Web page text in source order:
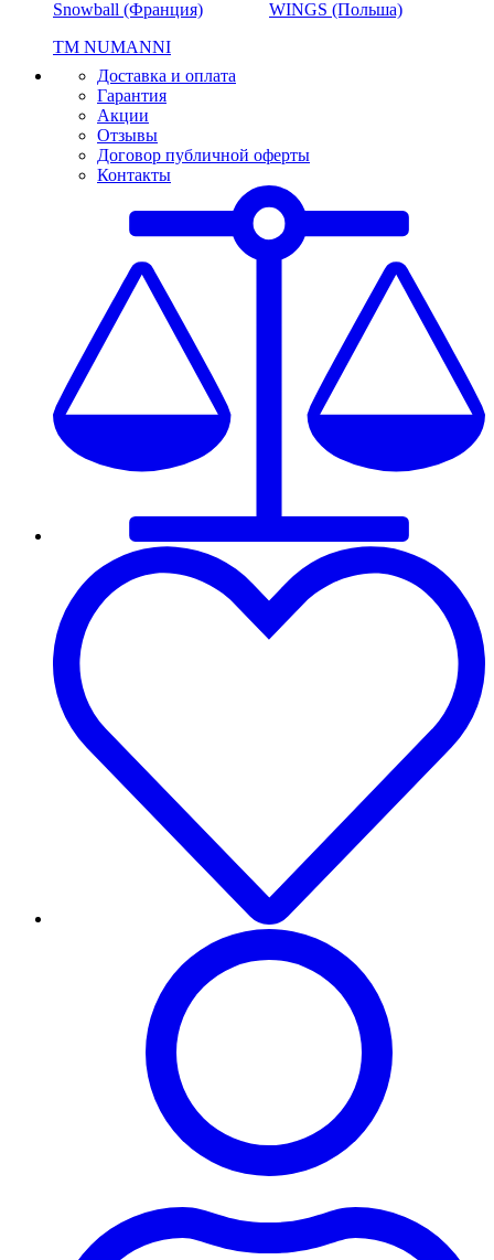
Snowball (Франция)
WINGS (Польша)
ТМ NUMANNI
Доставка и оплата
Гарантия
Акции
Отзывы
Договор публичной оферты
Контакты